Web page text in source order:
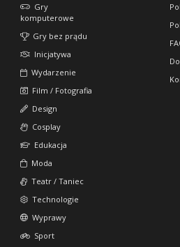
Gry
komputerowe
Gry bez prądu
Inicjatywa
Wydarzenie
Film / Fotografia
Design
Cosplay
Edukacja
Moda
Teatr / Taniec
Technologie
Wyprawy
Sport